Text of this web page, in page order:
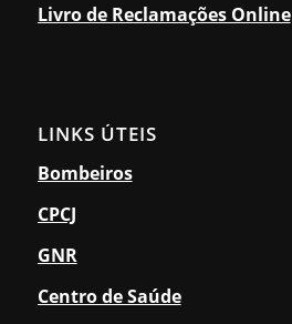
Livro de Reclamações Online
LINKS ÚTEIS
Bombeiros
CPCJ
GNR
Centro de Saúde